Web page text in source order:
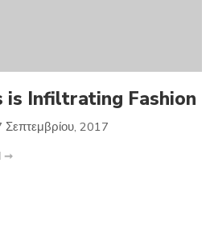
is Infiltrating Fashion
Σεπτεμβρίου, 2017
➞